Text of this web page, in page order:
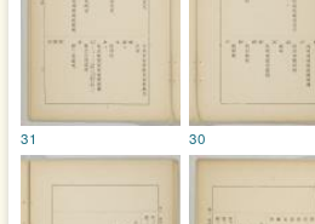
30
31